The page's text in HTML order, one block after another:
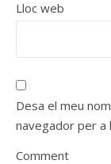
Lloc web
Desa el meu
navegador per a
Comment